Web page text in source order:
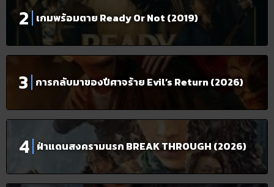
เกมพร้อมตาย Ready Or Not (2019)
การกลับมาของปีศาจร้าย Evil’s Return (2026)
ฝ่าแดนสงครามนรก BREAK THROUGH (2026)